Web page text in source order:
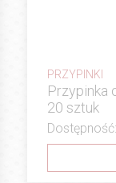
PRZYPINKI
Przypinka
20 sztuk